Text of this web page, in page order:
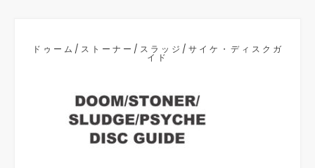
ドゥーム/ストーナー/スラッジ/サイケ・ディスクガ
イド